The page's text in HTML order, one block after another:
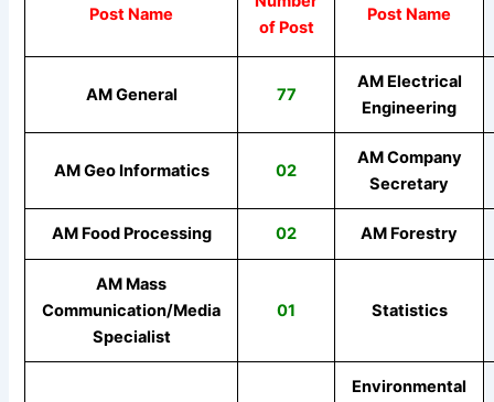
Post Name
of Post
Post Name
AM General 77
AM Electrical
Engineering
AM Geo Informatics 02
AM Company
Secretary
AM Food Processing 02 AM Forestry
AM Mass
Communication/Media
Specialist
01 Statistics
Environmental